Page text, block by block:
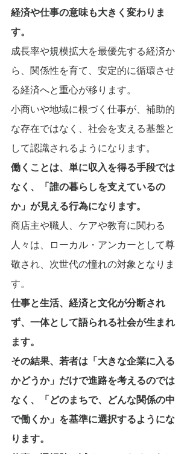
経済や仕事の意味も大きく変わりま
す。
成長率や規模拡大を最優先する経済か
ら、関係性を育て、安定的に循環させ
る経済へと重心が移ります。
小商いや地域に根づく仕事が、補助的
な存在ではなく、社会を支える基盤と
して認識されるようになります。
働くことは、単に収入を得る手段では
なく、「誰の暮らしを支えているの
か」が見える行為になります。
商店主や職人、ケアや教育に関わる
人々は、ローカル・アンカーとして尊
敬され、次世代の憧れの対象となりま
す。
仕事と生活、経済と文化が分断され
ず、一体として語られる社会が生まれ
ます。
その結果、若者は「大きな企業に入る
かどうか」だけで進路を考えるのでは
なく、「どのまちで、どんな関係の中
で働くか」を基準に選択するようにな
ります。